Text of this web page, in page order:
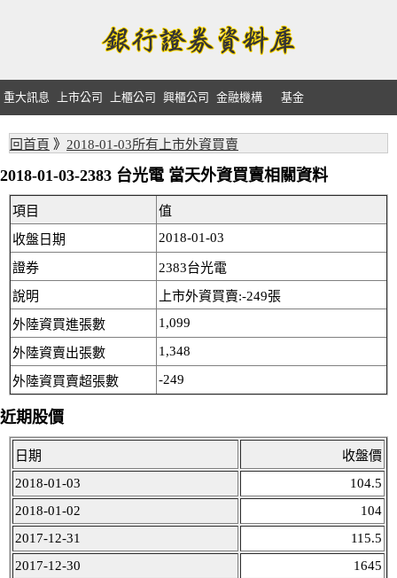
重大訊息 上市公司 上櫃公司 興櫃公司 金融機構 基金
回首頁 》 2018-01-03所有上市外資買賣
2018-01-03-2383 台光電 當天外資買賣相關資料
項目
值
收盤日期
2018-01-03
證券
2383台光電
說明
上市外資買賣:-249張
外陸資買進張數
1,099
外陸資賣出張數 1,348
外陸資買賣超張數 -249
近期股價
日期
收盤價
2018-01-03
104.5
2018-01-02
104
2017-12-31
115.5
2017-12-30
1645